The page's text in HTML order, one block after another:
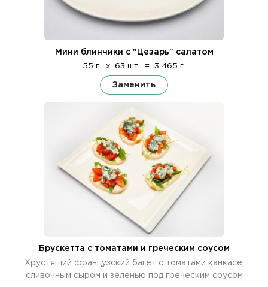
Мини блинчики с "Цезарь" салатом
55 г. x 63 шт. = 3 465 г.
Заменить
Брускетта с томатами и греческим соусом
Хрустящий французский багет с томатами канкасе,
сливочным сыром и зеленью под греческим соусом